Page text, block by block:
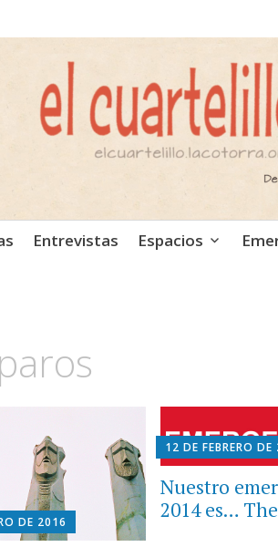
independiente. Podcast
Entrevistas Espacios
DE 2016
12 DE FEBRERO DE
Nuestro
2014 es…